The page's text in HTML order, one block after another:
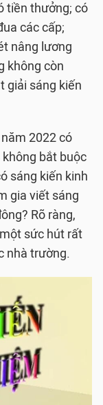
tiền thưởng; có
các cấp;
nâng lương
không còn
giải sáng kiến
2022 có
bắt buộc
sáng kiến kinh
gia viết sáng
Rõ ràng,
sức hút rất
nhà trường.